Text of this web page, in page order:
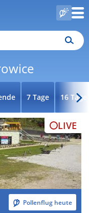
7 Tage 16 Tage
LIVE
Pollenflug heute